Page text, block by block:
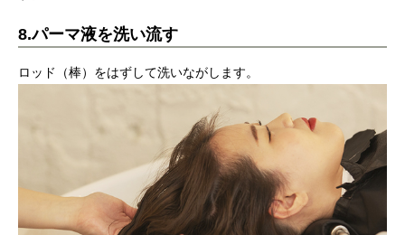
8.パーマ液を洗い流す
ロッド（棒）をはずして洗いながします。